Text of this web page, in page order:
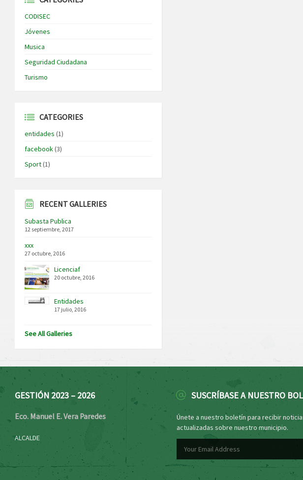
CODISEC
Jóvenes
Musica
Seguridad Ciudadana
Turismo
CATEGORIES
entidades (1)
facebook(3)
Sport(1)
RECENT GALLERIES
Subasta Publica
12 septiembre, 2017
xxx
27 octubre, 2016
Licenciaf
20 octubre, 2016
Entidades
17 julio, 2016
See All Galleries
GESTIÓN 2023 – 2026
Eco. Manuel E. Vera Paredes
ALCALDE
SUSCRÍBASE A NUESTRO
Únete a nuestro boletín para recibir
actualizadas sobre nuestro municipio.